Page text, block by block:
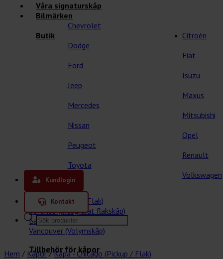
Våra signaturskåp
Bilmärken
Chevrolet
Citroèn
Dodge
Fiat
Ford
Isuzu
Jeep
Maxus
Mercedes
Mitsubishi
Nissan
Opel
Peugeot
Renault
Toyota
Volkswagen
Butik
Våra kåpor
Chicago (Pickup / Flak)
Toronto (Integrerat flakskåp)
Las Vegas (Lättviktskåp)
Vancouver (Volymskåp)
Tillbehör för kåpor
Kundlogin
Kontakt
Products
search
Hem / Kåpor / Kåpa - Chicago (Pickup / Flak)